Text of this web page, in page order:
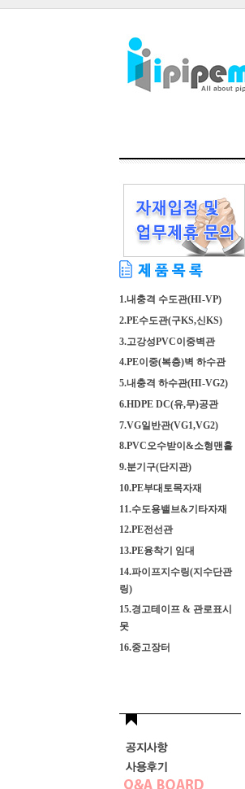
1.내충격 수도관(HI-VP)
2.PE수도관(구KS,신KS)
3.고강성PVC이중벽관
4.PE이중(복층)벽 하수관
5.내충격 하수관(HI-VG2)
6.HDPE DC(유,무)공관
7.VG일반관(VG1,VG2)
8.PVC오수받이&소형맨홀
9.분기구(단지관)
10.PE부대토목자재
11.수도용밸브&기타자재
12.PE전선관
13.PE융착기 임대
14.파이프지수링(지수단관
링)
15.경고테이프 & 관로표시
못
16.중고장터